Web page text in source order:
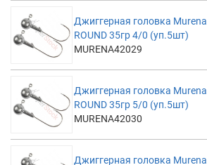
Джиггерная головка Murena
ROUND 35гр 4/0 (уп.5шт)
MURENA42029
Джиггерная головка Murena
ROUND 35гр 5/0 (уп.5шт)
MURENA42030
Джиггерная головка Murena